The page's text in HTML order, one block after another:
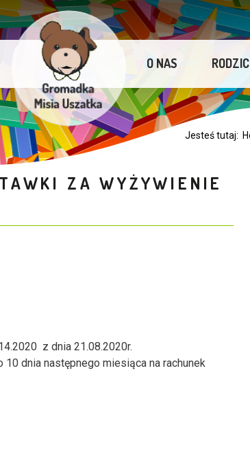
O NAS RODZIC
Jesteś tutaj:
ZA WYŻYWIENIE
z dnia 21.08.2020r.
dnia następnego miesiąca na rachunek